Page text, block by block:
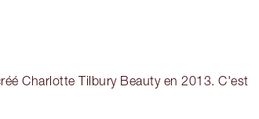
Charlotte Tilbury Beauty en 2013. C'est